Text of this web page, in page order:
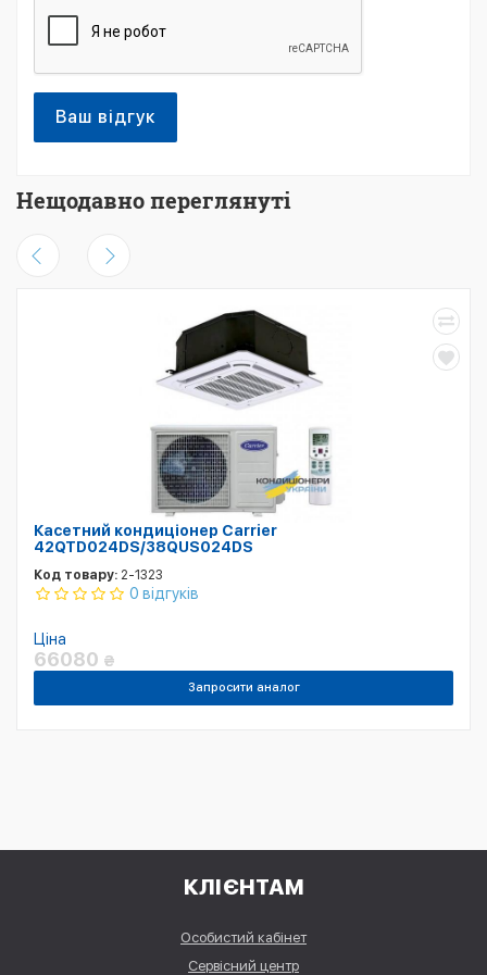
Ваш відгук
Нещодавно переглянуті
Касетний кондиціонер Carrier
42QTD024DS/38QUS024DS
Код товару: 2-1323
0 відгуків
Ціна
66080 ₴
Запросити аналог
КЛІЄНТАМ
Особистий кабінет
Сервісний центр